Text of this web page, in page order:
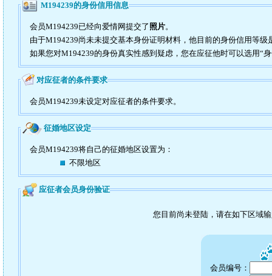
M194239的身份信用信息
会员M194239已经向爱情网提交了 照片。
由于M194239尚未未提交基本身份证明材料，他目前的身份信用等级
如果您对M194239的身份真实性感到疑虑，您在应征他时可以选用“
对应征者的条件要求
会员M194239未设定对应征者的条件要求。
征婚地区设定
会员M194239将自己的征婚地区设置为：
不限地区
应征者会员身份验证
您目前尚未登陆，请在如下区域
会员编号：